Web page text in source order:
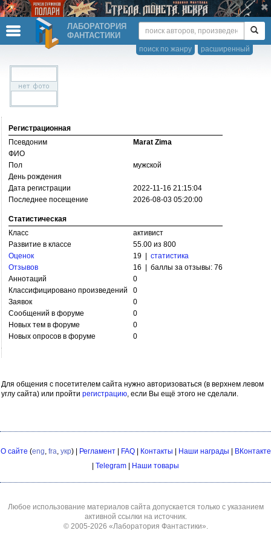
ЛАБОРАТОРИЯ
ФАНТАСТИКИ
расширенный
поиск по жанру
Регистрационная
Псевдоним
Marat Zima
ФИО
Пол
мужской
День рождения
Дата регистрации
2022-11-16 21:15:04
Последнее посещение
2026-08-03 05:20:00
Статистическая
Класс
активист
Развитие в классе
55.00 из 800
Оценок
19 | статистика
Отзывов
16 | баллы за отзывы: 76
Аннотаций
0
Классифицировано произведений
0
Заявок
0
Сообщений в форуме
0
Новых тем в форуме
0
Новых опросов в форуме
0
Для общения с посетителем сайта нужно авторизоваться (в верхнем левом
углу сайта) или пройти регистрацию, если Вы ещё этого не сделали.
О сайте (eng, fra, укр) | Регламент| FAQ| Контакты Наши награды
ВКонтакте
Telegram Наши товары
Любое использование материалов сайта допускается только с указанием
активной ссылки на источник.
© 2005-2026 «Лаборатория Фантастики».